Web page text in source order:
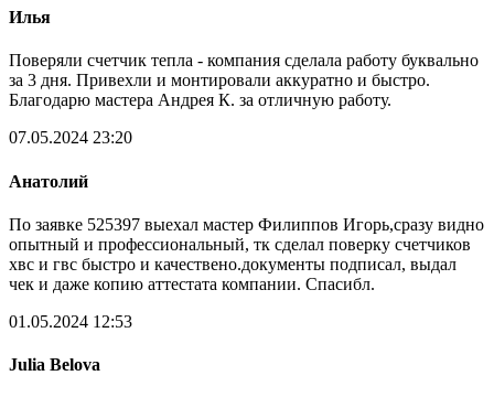
Илья
Поверяли счетчик тепла - компания сделала работу буквально
за 3 дня. Привехли и монтировали аккуратно и быстро.
Благодарю мастера Андрея К. за отличную работу.
07.05.2024 23:20
Анатолий
По заявке 525397 выехал мастер Филиппов Игорь,сразу видно
опытный и профессиональный, тк сделал поверку счетчиков
хвс и гвс быстро и качествено.документы подписал, выдал
чек и даже копию аттестата компании. Спасибл.
01.05.2024 12:53
Julia Belova